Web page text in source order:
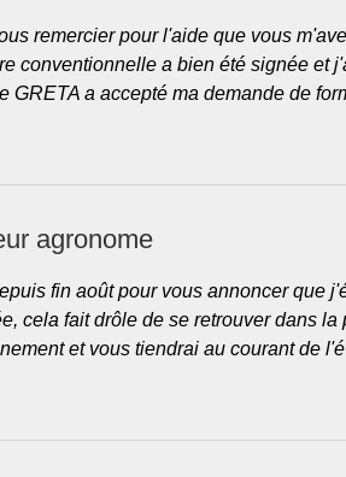
remercier pour l'aide que vous
conventionnelle a bien été signée et
GRETA a accepté ma demande de
agronome
fin août pour vous annoncer que
cela fait drôle de se retrouver dans la
et vous tiendrai au courant de